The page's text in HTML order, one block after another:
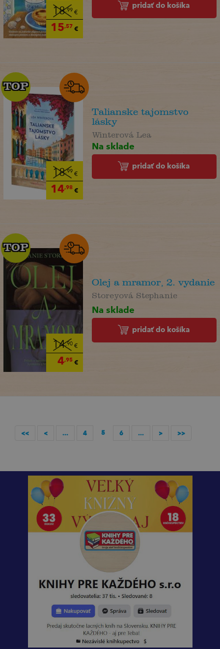
18,99 €
15,57 €
pridať do košíka
18,99 €
14,98€
TOP
TOP
Talianske tajomstvo
lásky
Winterová Lea
Na sklade
pridať do košíka
14,90€
4,95€
TOP
TOP
Olej a mramor, 2. vydanie
Storeyová Stephanie
Na sklade
pridať do košíka
<< < ... 4 5 6 ... > >>